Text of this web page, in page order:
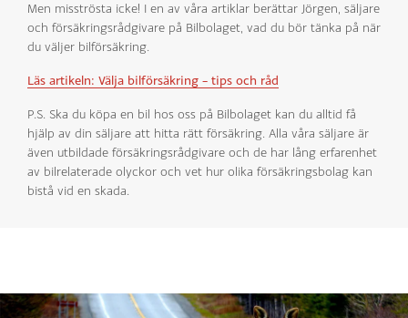
Men misströsta icke! I en av våra artiklar berättar Jörgen, säljare
och försäkringsrådgivare på Bilbolaget, vad du bör tänka på när
du väljer bilförsäkring.
Läs artikeln: Välja bilförsäkring – tips och råd
P.S. Ska du köpa en bil hos oss på Bilbolaget kan du alltid få
hjälp av din säljare att hitta rätt försäkring. Alla våra säljare är
även utbildade försäkringsrådgivare och de har lång erfarenhet
av bilrelaterade olyckor och vet hur olika försäkringsbolag kan
bistå vid en skada.